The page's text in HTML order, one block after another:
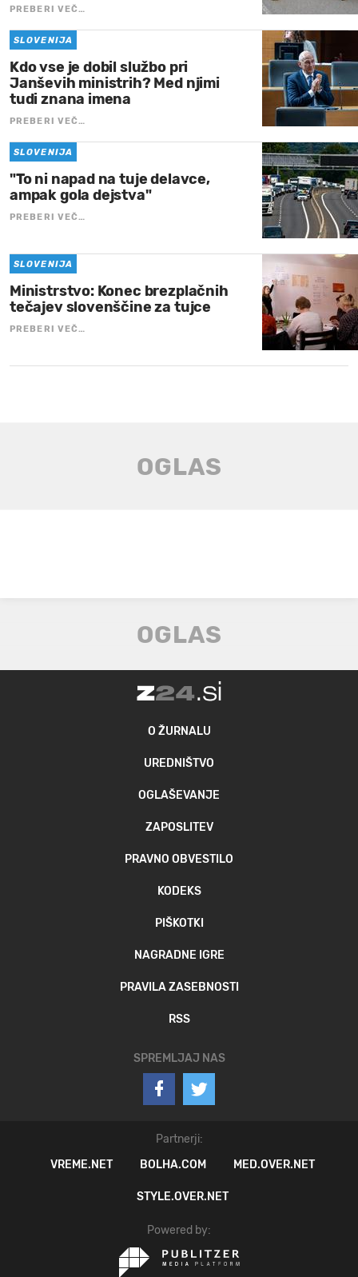
PREBERI VEČ…
SLOVENIJA
Kdo vse je dobil službo pri
Janševih ministrih? Med njimi
tudi znana imena
PREBERI VEČ…
SLOVENIJA
"To ni napad na tuje delavce,
ampak gola dejstva"
PREBERI VEČ…
SLOVENIJA
Ministrstvo: Konec brezplačnih
tečajev slovenščine za tujce
PREBERI VEČ…
O ŽURNALU
UREDNIŠTVO
OGLAŠEVANJE
ZAPOSLITEV
PRAVNO OBVESTILO
KODEKS
PIŠKOTKI
NAGRADNE IGRE
PRAVILA ZASEBNOSTI
RSS
SPREMLJAJ NAS
Partnerji:
VREME.NET
BOLHA.COM MED.OVER.NET
STYLE.OVER.NET
Powered by: